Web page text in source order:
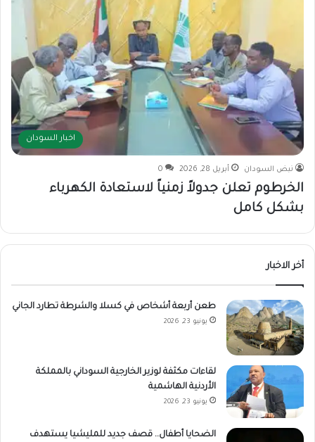
اخبار السودان
نبض السودان أبريل 28, 2026 0
الخرطوم تعلن جدولاً زمنياً لاستعادة الكهرباء
بشكل كامل
أخر الاخبار
طعن أربعة أشخاص في كسلا والشرطة تطارد الجاني
يونيو 23, 2026
لقاءات مكثفة لوزير الخارجية السوداني بالمملكة
الأردنية الهاشمية
يونيو 23, 2026
الضحايا أطفال.. قصف جديد للمليشيا يستهدف